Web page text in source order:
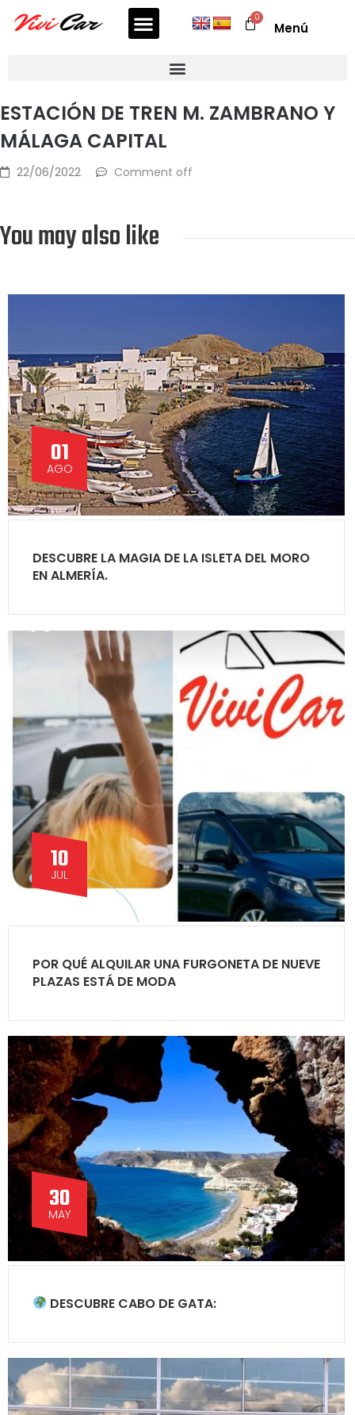
Menú
ESTACIÓN DE TREN M. ZAMBRANO Y
MÁLAGA CAPITAL
22/06/2022 Comment off
You may also like
01
AGO
DESCUBRE LA MAGIA DE LA ISLETA DEL MORO
EN ALMERÍA.
10
JUL
POR QUÉ ALQUILAR UNA FURGONETA DE NUEVE
PLAZAS ESTÁ DE MODA
30
MAY
DESCUBRE CABO DE GATA: